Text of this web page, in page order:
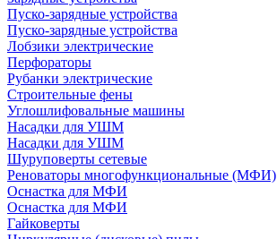
Пуско-зарядные устройства
Пуско-зарядные устройства
Лобзики электрические
Перфораторы
Рубанки электрические
Строительные фены
Углошлифовальные машины
Насадки для УШМ
Насадки для УШМ
Шуруповерты сетевые
Реноваторы многофункциональные (МФИ)
Оснастка для МФИ
Оснастка для МФИ
Гайковерты